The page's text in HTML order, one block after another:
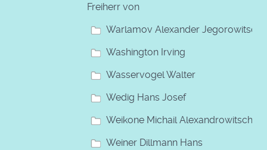
Freiherr von
Warlamov Alexander Jegorowitsch
Washington Irving
Wasservogel Walter
Wedig Hans Josef
Weikone Michail Alexandrowitsch
Weiner Dillmann Hans